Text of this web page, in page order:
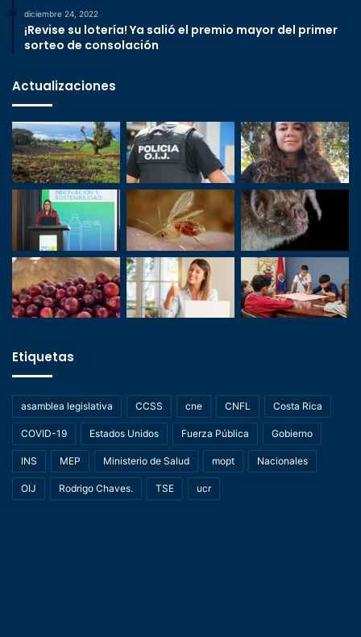
diciembre 24, 2022
¡Revise su lotería! Ya salió el premio mayor del primer
sorteo de consolación
Actualizaciones
Etiquetas
asamblea legislativa CCSS cne CNFL Costa Rica
COVID-19 Estados Unidos Fuerza Pública Gobierno
INS MEP Ministerio de Salud mopt Nacionales
OIJ Rodrigo Chaves. TSE ucr